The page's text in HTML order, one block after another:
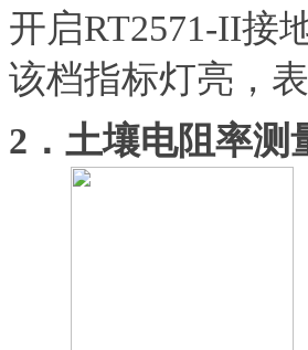
开启RT2571-II接
该档指标灯亮，
2．土壤电阻率测